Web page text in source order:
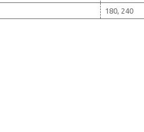
180, 240